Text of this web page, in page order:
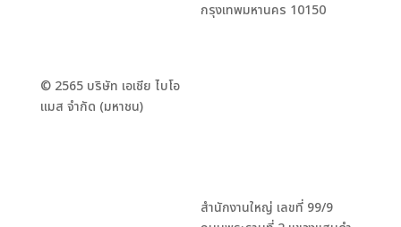
© 2565 บริษัท เอเชีย ไบโอ
แมส จำกัด (มหาชน)
กรุงเทพมหานคร 10150
สำนักงานใหญ่ เลขที่ 99/9